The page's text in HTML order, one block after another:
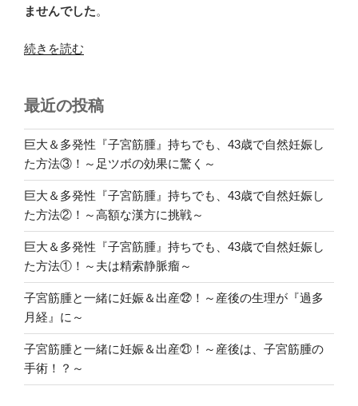
ませんでした。
“子
腫
一
緒
に
妊
娠
＆
出
⑩！
～
ぽ
た
ぽ
続きを読む
最近の投稿
巨大＆多発性『子宮筋腫』持ちでも、43歳で自然妊娠し
た方法③！～足ツボの効果に驚く～
巨大＆多発性『子宮筋腫』持ちでも、43歳で自然妊娠し
た方法②！～高額な漢方に挑戦～
巨大＆多発性『子宮筋腫』持ちでも、43歳で自然妊娠し
た方法①！～夫は精索静脈瘤～
子宮筋腫と一緒に妊娠＆出産㉒！～産後の生理が『過多
月経』に～
子宮筋腫と一緒に妊娠＆出産㉑！～産後は、子宮筋腫の
手術！？～